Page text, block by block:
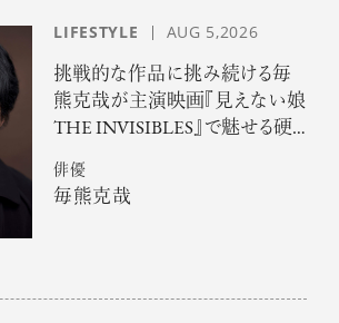
LIFESTYLE AUG 5,2026
挑戦的な作品に挑み続ける毎
熊克哉が主演映画『見えない娘
THE INVISIBLES』で魅せる硬
俳優
毎熊克哉